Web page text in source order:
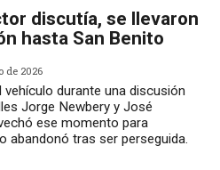
discutía, se llevaron
hasta San Benito
de 2026
vehículo durante una discusión
Jorge Newbery y José
ese momento para
abandonó tras ser perseguida.